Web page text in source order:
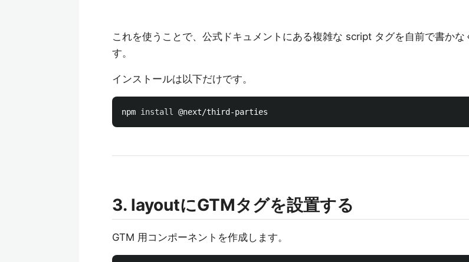
これを使うことで、公式ドキュメントにある複雑な script タグを自前で書かな
す。
インストールは以下だけです。
npm install
3. layoutにGTMタグを設置する
GTM 用コンポーネントを作成します。